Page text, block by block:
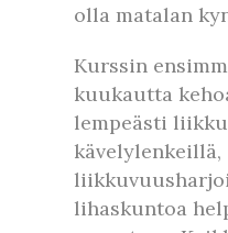
olla matalan
Kurssin
kuukautta
lempeästi
kävelylenkeillä,
lihaskuntoa